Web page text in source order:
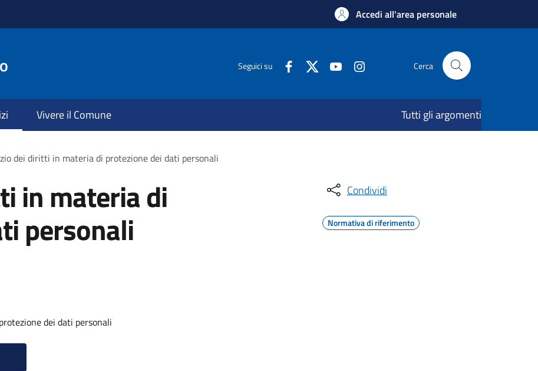
Accedi all'area personale
Seguici su Cerca
Vivere il Comune Tutti gli argomenti
dei diritti in materia di protezione dei dati personali
in materia di
personali
dei dati personali
Condividi
Normativa di riferimento